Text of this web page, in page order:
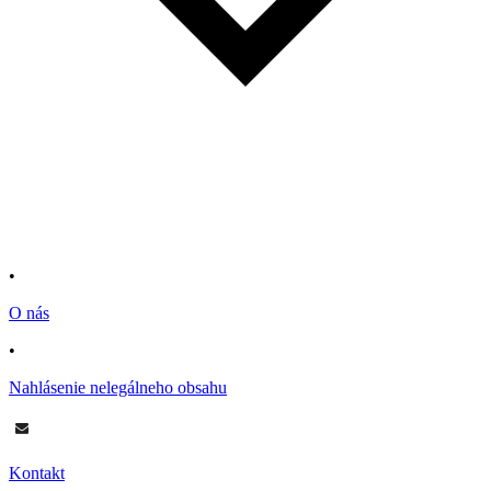
•
O nás
•
Nahlásenie nelegálneho obsahu
Kontakt